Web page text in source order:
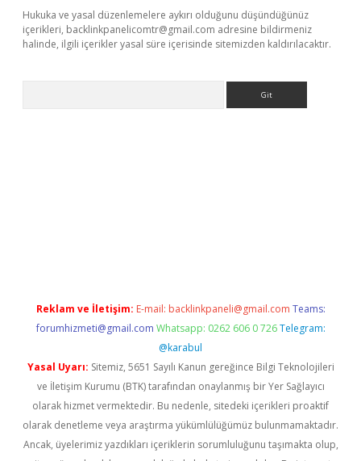
Hukuka ve yasal düzenlemelere aykırı olduğunu düşündüğünüz
içerikleri, backlinkpanelicomtr@gmail.com adresine bildirmeniz
halinde, ilgili içerikler yasal süre içerisinde sitemizden kaldırılacaktır.
Reklam ve İletişim: E-mail: backlinkpaneli@gmail.com Teams:
forumhizmeti@gmail.com Whatsapp: 0262 606 0 726 Telegram:
@karabul
Yasal Uyarı: Sitemiz, 5651 Sayılı Kanun gereğince Bilgi Teknolojileri
ve İletişim Kurumu (BTK) tarafından onaylanmış bir Yer Sağlayıcı
olarak hizmet vermektedir. Bu nedenle, sitedeki içerikleri proaktif
olarak denetleme veya araştırma yükümlülüğümüz bulunmamaktadır.
Ancak, üyelerimiz yazdıkları içeriklerin sorumluluğunu taşımakta olup,